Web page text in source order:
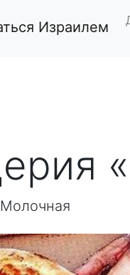
Израилем